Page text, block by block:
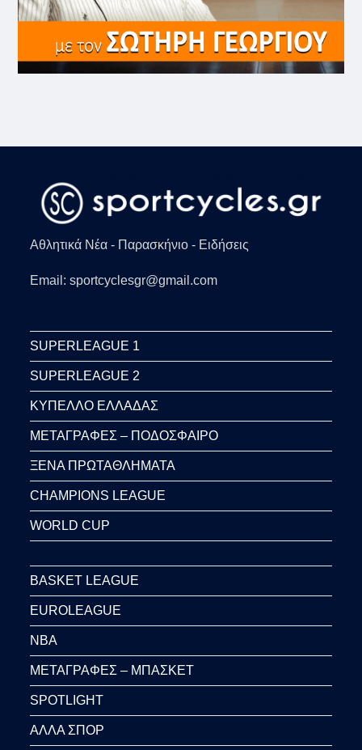
Αθλητικά Νέα - Παρασκήνιο - Ειδήσεις
Email: sportcyclesgr@gmail.com
SUPERLEAGUE 1
SUPERLEAGUE 2
ΚΥΠΕΛΛΟ ΕΛΛΑΔΑΣ
ΜΕΤΑΓΡΑΦΕΣ – ΠΟΔΟΣΦΑΙΡΟ
ΞΕΝΑ ΠΡΩΤΑΘΛΗΜΑΤΑ
CHAMPIONS LEAGUE
WORLD CUP
BASKET LEAGUE
EUROLEAGUE
NBA
ΜΕΤΑΓΡΑΦΕΣ – ΜΠΑΣΚΕΤ
SPOTLIGHT
ΑΛΛΑ ΣΠΟΡ